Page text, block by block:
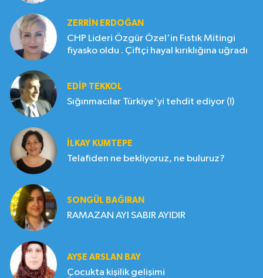
ZERRIN ERDOĞAN
CHP Lideri Özgür Özel'in Fıstık Mitingi
fiyasko oldu . Çiftçi hayal kırıklığına uğradı
EDIP TEKKOL
Sığınmacılar Türkiye'yi tehdit ediyor (!)
İLKAY KUMTEPE
Telafiden ne bekliyoruz, ne buluruz?
SONGÜL BAĞIRAN
RAMAZAN AYI SABIR AYIDIR
AYŞE ARSLAN BAY
Çocukta kişilik gelişimi